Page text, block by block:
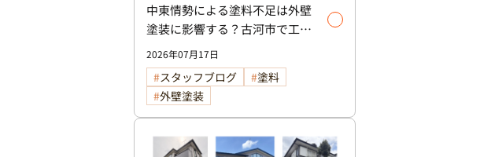
中東情勢による塗料不足は外壁
塗装に影響する？古河市で工事
を検討中の方へ
2026年07月17日
スタッフブログ
塗料
外壁塗装